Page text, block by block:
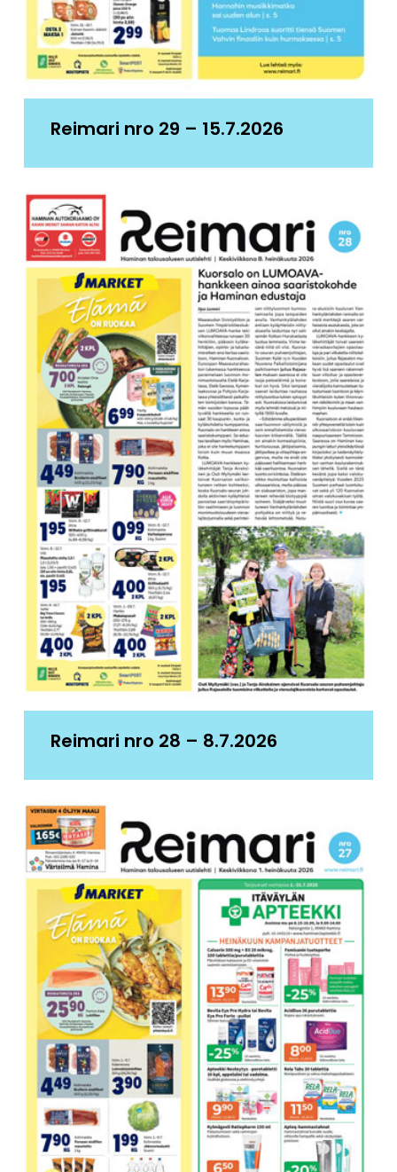
Reimari nro 29 – 15.7.2026
Reimari nro 28 – 8.7.2026